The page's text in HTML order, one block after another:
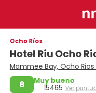
Ocho Ríos
Hotel Riu Ocho
Mammee Bay, Ocho Rios
8 Muy bueno
15465 Ver